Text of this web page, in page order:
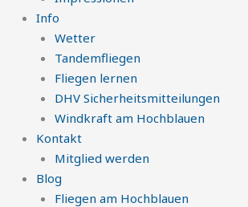
Info
Wetter
Tandemfliegen
Fliegen lernen
DHV Sicherheitsmitteilungen
Windkraft am Hochblauen
Kontakt
Mitglied werden
Blog
Fliegen am Hochblauen